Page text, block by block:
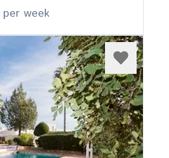
per week